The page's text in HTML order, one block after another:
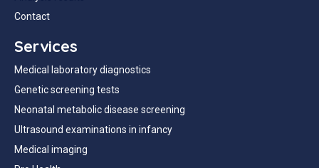
Contact
Services
Medical laboratory diagnostics
Genetic screening tests
Neonatal metabolic disease screening
Ultrasound examinations in infancy
Medical imaging